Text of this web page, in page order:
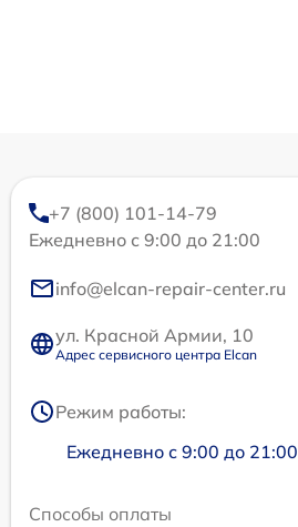
+7 (800) 101-14-79
Ежедневно с 9:00 до 21:00
info@elcan-repair-center.ru
ул. Красной Армии, 10
Адрес сервисного центра Elcan
Режим работы:
Ежедневно с 9:00 до 21:00
Способы оплаты